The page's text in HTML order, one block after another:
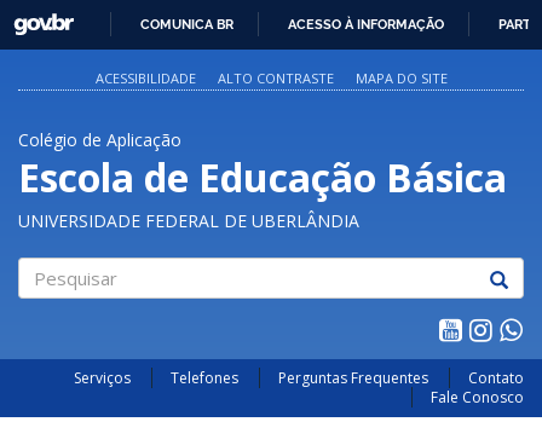
PARA
O
GOVBR
COMUNICA BR ACESSO À INFORMAÇÃO
ACESSIBILIDADE ALTO CONTRASTE MAPA DO SITE
Colégio de Aplicação
Escola de Educação Básica
UNIVERSIDADE FEDERAL DE UBERLÂNDIA
Serviços Telefones Perguntas Frequentes
Contato
Fale Conosco